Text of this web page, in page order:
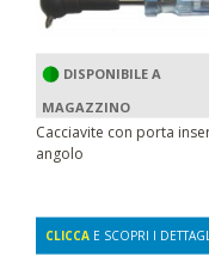
DISPONIBILE A
MAGAZZINO
Cacciavite con porta
angolo
CLICCA E SCOPRI I